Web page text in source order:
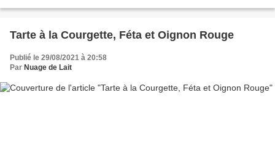
Tarte à la Courgette, Féta et Oignon Rouge
Publié le 29/08/2021 à 20:58
Par Nuage de Lait